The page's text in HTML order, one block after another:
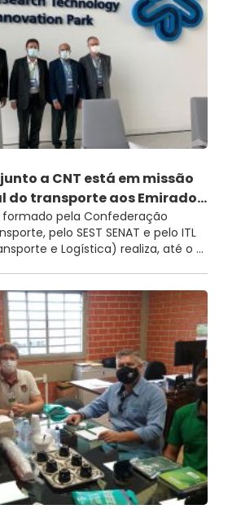
junto a CNT está em missão
do transporte aos Emirado...
formado pela Confederação
pelo SEST SENAT e pelo ITL
e Logística) realiza, até o ...